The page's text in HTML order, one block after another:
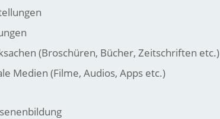
(Broschüren, Bücher, Zeitschriften etc.)
Medien (Filme, Audios, Apps etc.)